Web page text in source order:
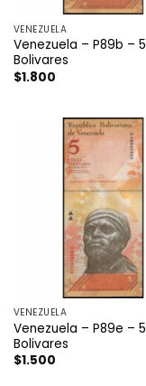
VENEZUELA
Venezuela – P89b – 5
Bolivares
$1.800
VENEZUELA
Venezuela – P89e – 5
Bolivares
$1.500